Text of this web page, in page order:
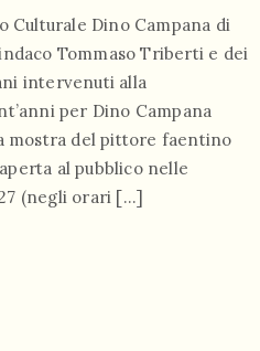
Culturale Dino Campana di
Tommaso Triberti e dei
intervenuti alla
per Dino Campana
mostra del pittore faentino
al pubblico nelle
(negli orari […]